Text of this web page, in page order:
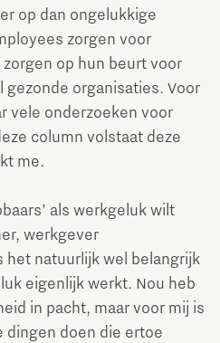
op dan ongelukkige
zorgen voor
op hun beurt voor
organisaties. Voor
vele onderzoeken voor
column volstaat deze
me.
als werkgeluk wilt
werkgever
het natuurlijk wel belangrijk
eigenlijk werkt. Nou heb
in pacht, maar voor mij is
dingen doen die ertoe